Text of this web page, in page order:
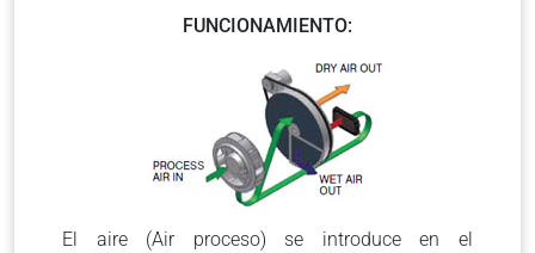
FUNCIONAMIENTO:
El aire (Air proceso) se introduce en el